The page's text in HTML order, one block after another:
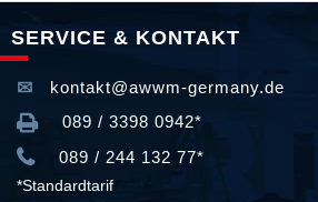
SERVICE & KONTAKT
kontakt@awwm-germany.de
089 / 3398 0942*
089 / 244 132 77*
*Standardtarif